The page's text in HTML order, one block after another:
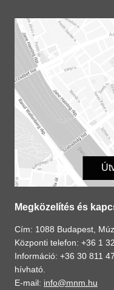
Megközelítés és
Cím: 1088 Budapest,
Központi telefon: +36 1
Információ: +36 30 811
hívható.
E-mail: info@mnm.hu